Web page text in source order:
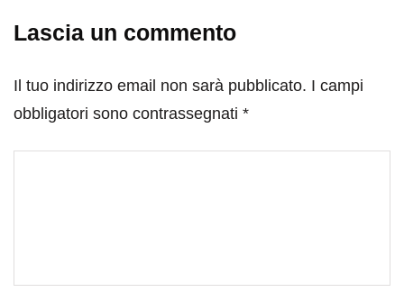
Lascia un commento
Il tuo indirizzo email non sarà pubblicato. I campi
obbligatori sono contrassegnati *